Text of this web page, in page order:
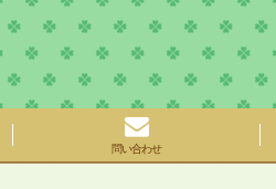
問い合わせ